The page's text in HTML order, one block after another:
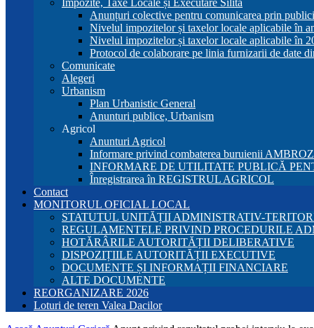
Impozite, Taxe Locale și Executare Silită
Anunțuri colective pentru comunicarea prin
Nivelul impozitelor și taxelor locale aplicabile în
Nivelul impozitelor și taxelor locale aplicabile în
Protocol de colaborare pe linia furnizarii de date
Comunicate
Alegeri
Urbanism
Plan Urbanistic General
Anunturi publice, Urbanism
Agricol
Anunturi Agricol
Informare privind combaterea buruienii
INFORMARE DE UTILITATE PUBLICĂ
Înregistrarea în REGISTRUL AGRICOL
Contact
MONITORUL OFICIAL LOCAL
STATUTUL UNITĂȚII ADMINISTRATIV-
REGULAMENTELE PRIVIND PROCEDURILE
HOTĂRÂRILE AUTORITĂȚII DELIBERATIVE
DISPOZIȚIILE AUTORITĂȚII EXECUTIVE
DOCUMENTE ȘI INFORMAȚII FINANCIARE
ALTE DOCUMENTE
REORGANIZARE 2026
Loturi de teren Valea Dacilor